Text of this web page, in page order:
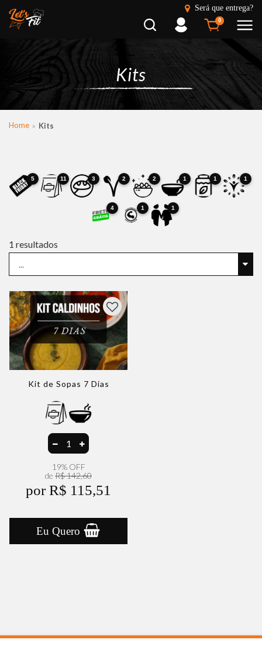
Será que entrega?
Busca Entrar 0
Kits
Home Kits
5 11 3 2 2 1 1 1
4 1 1
1 resultados
Kit de Sopas 7 Dias
19% OFF
de R$ 142,60
por R$ 115,51
Eu Quero